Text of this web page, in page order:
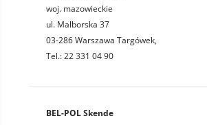
woj. mazowieckie
ul. Malborska 37
03-286 Warszawa Targówek,
Tel.: 22 331 04 90
BEL-POL Skende